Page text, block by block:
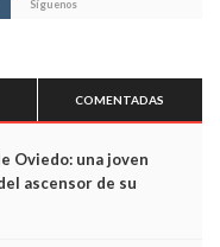
Síguenos
COMENTADAS
Oviedo: una joven
ascensor de su
sus últimos minutos